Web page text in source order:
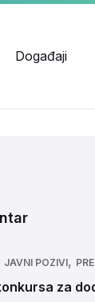
Događaji
JAVNI POZIVI,
za